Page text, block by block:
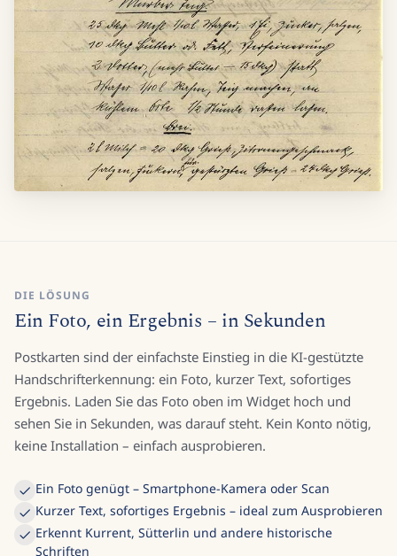
DIE LÖSUNG
Ein Foto, ein Ergebnis – in Sekunden
Postkarten sind der einfachste Einstieg in die KI-gestützte
Handschrifterkennung: ein Foto, kurzer Text, sofortiges
Ergebnis. Laden Sie das Foto oben im Widget hoch und
sehen Sie in Sekunden, was darauf steht. Kein Konto nötig,
keine Installation – einfach ausprobieren.
Ein Foto genügt – Smartphone-Kamera oder Scan
Kurzer Text, sofortiges Ergebnis – ideal zum Ausprobieren
Erkennt Kurrent, Sütterlin und andere historische
Schriften